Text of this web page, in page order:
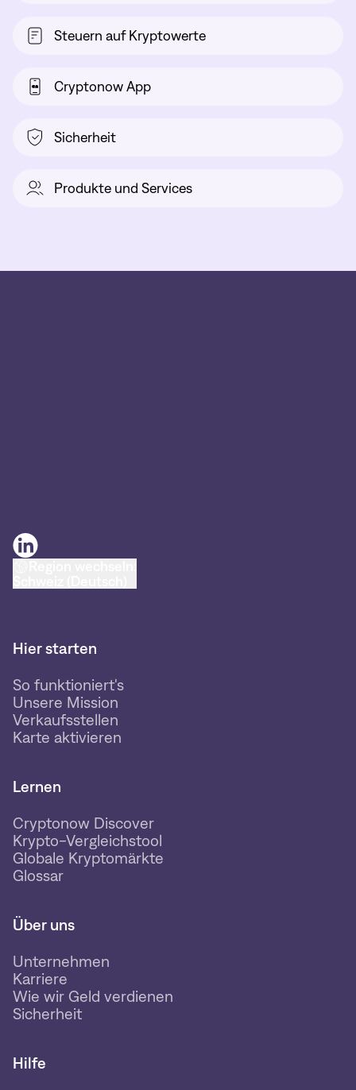
Steuern auf Kryptowerte
Cryptonow App
Sicherheit
Produkte und Services
Hier starten
So funktioniert's
Unsere Mission
Verkaufsstellen
Karte aktivieren
Lernen
Cryptonow Discover
Krypto-Vergleichstool
Globale Kryptomärkte
Glossar
Über uns
Unternehmen
Karriere
Wie wir Geld verdienen
Sicherheit
Hilfe